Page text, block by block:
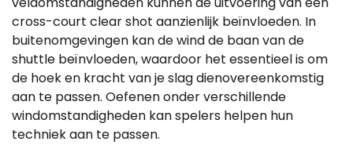
cross-court clear shot aanzienlijk beïnvloeden. In
buitenomgevingen kan de wind de baan van de
shuttle beïnvloeden, waardoor het essentieel is om
de hoek en kracht van je slag dienovereenkomstig
aan te passen. Oefenen onder verschillende
windomstandigheden kan spelers helpen hun
techniek aan te passen.